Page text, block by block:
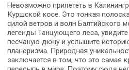
Невозможно прилететь в
Куршской косе. Это тонкая
силой ветров и волн Балтийского
легенды Танцующего леса,
песчаную дюну и услышите
планеризма. Природная
заключается в том, что это самая